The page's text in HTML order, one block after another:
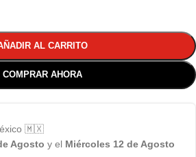
AL CARRITO
COMPRAR AHORA
🇲🇽
Agosto y el Miércoles 12 de Agosto